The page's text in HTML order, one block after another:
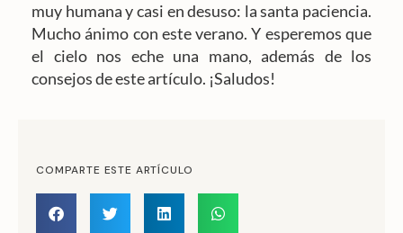
muy humana y casi en desuso: la santa paciencia.
Mucho ánimo con este verano. Y esperemos que
el cielo nos eche una mano, además de los
consejos de este artículo. ¡Saludos!
COMPARTE ESTE ARTÍCULO